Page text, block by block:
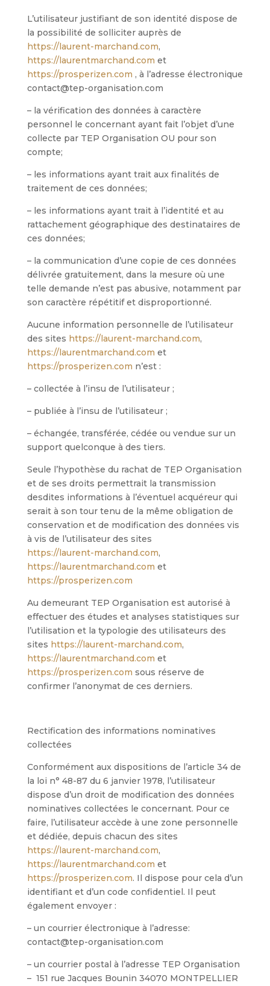
L’utilisateur justifiant de son identité dispose de
la possibilité de solliciter auprès de
https://laurent-marchand.com,
https://laurentmarchand.com et
https://prosperizen.com , à l’adresse électronique
contact@tep-organisation.com
– la vérification des données à caractère
personnel le concernant ayant fait l’objet d’une
collecte par TEP Organisation OU pour son
compte;
– les informations ayant trait aux finalités de
traitement de ces données;
– les informations ayant trait à l’identité et au
rattachement géographique des destinataires de
ces données;
– la communication d’une copie de ces données
délivrée gratuitement, dans la mesure où une
telle demande n’est pas abusive, notamment par
son caractère répétitif et disproportionné.
Aucune information personnelle de l’utilisateur
des sites https://laurent-marchand.com,
https://laurentmarchand.com et
https://prosperizen.com n’est :
– collectée à l’insu de l’utilisateur ;
– publiée à l’insu de l’utilisateur ;
– échangée, transférée, cédée ou vendue sur un
support quelconque à des tiers.
Seule l’hypothèse du rachat de TEP Organisation
et de ses droits permettrait la transmission
desdites informations à l’éventuel acquéreur qui
serait à son tour tenu de la même obligation de
conservation et de modification des données vis
à vis de l’utilisateur des sites
https://laurent-marchand.com,
https://laurentmarchand.com et
https://prosperizen.com
Au demeurant TEP Organisation est autorisé à
effectuer des études et analyses statistiques sur
l’utilisation et la typologie des utilisateurs des
sites https://laurent-marchand.com,
https://laurentmarchand.com et
https://prosperizen.com sous réserve de
confirmer l’anonymat de ces derniers.
Rectification des informations nominatives
collectées
Conformément aux dispositions de l’article 34 de
la loi n° 48-87 du 6 janvier 1978, l’utilisateur
dispose d’un droit de modification des données
nominatives collectées le concernant. Pour ce
faire, l’utilisateur accède à une zone personnelle
et dédiée, depuis chacun des sites
https://laurent-marchand.com,
https://laurentmarchand.com et
https://prosperizen.com. Il dispose pour cela d’un
identifiant et d’un code confidentiel. Il peut
également envoyer :
– un courrier électronique à l’adresse:
contact@tep-organisation.com
– un courrier postal à l’adresse TEP Organisation
– 151 rue Jacques Bounin 34070 MONTPELLIER